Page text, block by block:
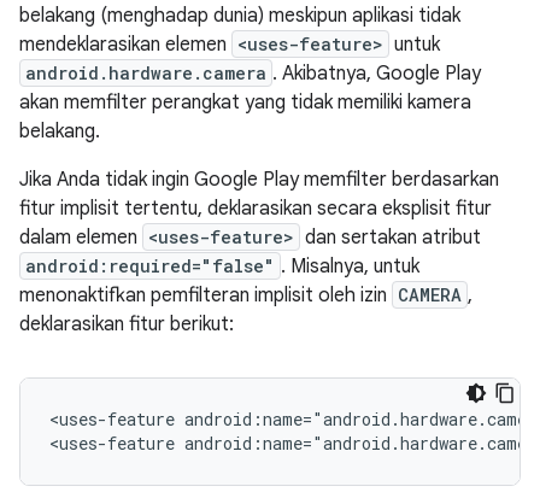
belakang (menghadap dunia) meskipun aplikasi tidak
mendeklarasikan elemen <uses-feature> untuk
android.hardware.camera . Akibatnya, Google Play
akan memfilter perangkat yang tidak memiliki kamera
belakang.
Jika Anda tidak ingin Google Play memfilter berdasarkan
fitur implisit tertentu, deklarasikan secara eksplisit fitur
dalam elemen <uses-feature> dan sertakan atribut
android:required="false" . Misalnya, untuk
menonaktifkan pemfilteran implisit oleh izin CAMERA ,
deklarasikan fitur berikut:
<uses-feature
<uses-feature